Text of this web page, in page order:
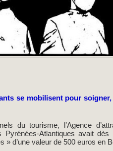
se mobilisent pour
du tourisme, l’Agence
Atlantiques avait
d’une valeur de 500 euros en